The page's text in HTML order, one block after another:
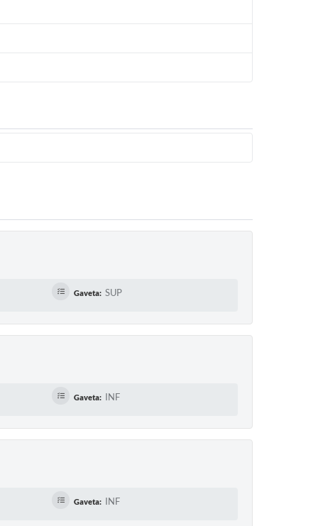
Gaveta: SUP
Gaveta: INF
Gaveta: INF